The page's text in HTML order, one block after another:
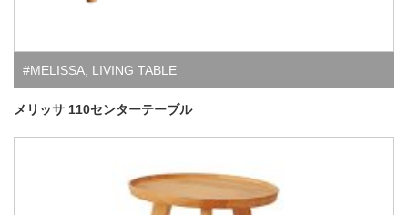
#MELISSA LIVING TABLE
メリッサ 110センターテーブル